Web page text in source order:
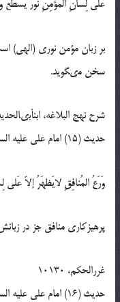
عَلى لِسانِ المُؤمِنِ نُورٌ يَسطَعُ
بر زبان مؤمن نورى (الهى)
سخن مى‏گويد.
شرح نهج البلاغه، ابن‏أبى‏الحديد، ج20،
حدیث (15) امام على علیه السلام :
وَرَعُ المُنافِقِ لايَظهَرُ إلاّ عَلى
پرهيزكارى منافق جز در
غررالحكم، 10130
حدیث (16) امام على علیه السلام :